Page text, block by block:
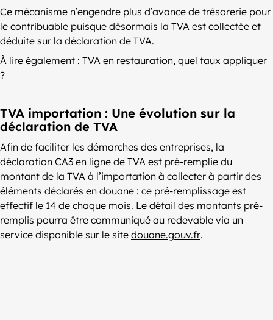
Ce mécanisme n’engendre plus d’avance de trésorerie pour
le contribuable puisque désormais la TVA est collectée et
déduite sur la déclaration de TVA.
À lire également : TVA en restauration, quel taux appliquer
?
TVA importation : Une évolution sur la
déclaration de TVA
Afin de faciliter les démarches des entreprises, la
déclaration CA3 en ligne de TVA est pré-remplie du
montant de la TVA à l’importation à collecter à partir des
éléments déclarés en douane : ce pré-remplissage est
effectif le 14 de chaque mois. Le détail des montants pré-
remplis pourra être communiqué au redevable via un
service disponible sur le site douane.gouv.fr.